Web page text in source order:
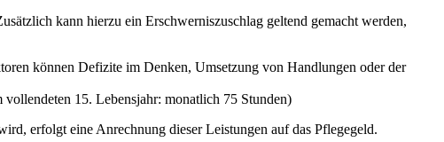
kann hierzu ein Erschwerniszuschlag geltend gemacht werden,
können Defizite im Denken, Umsetzung von Handlungen oder der
15. Lebensjahr: monatlich 75 Stunden)
erfolgt eine Anrechnung dieser Leistungen auf das Pflegegeld.